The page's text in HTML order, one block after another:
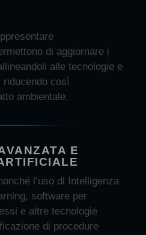
di aggiornare i
alle tecnologie e
riducendo così
ambientale.
E
é ’uso di Intelligenza
software per
e altre tecnologie
di procedure